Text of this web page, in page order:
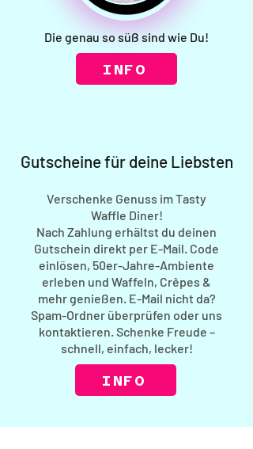
Die genau so süß sind wie Du!
INFO
Gutscheine für deine Liebsten
Verschenke Genuss im Tasty
Waffle Diner!
Nach Zahlung erhältst du deinen
Gutschein direkt per E-Mail. Code
einlösen, 50er-Jahre-Ambiente
erleben und Waffeln, Crêpes &
mehr genießen. E-Mail nicht da?
Spam-Ordner überprüfen oder uns
kontaktieren. Schenke Freude –
schnell, einfach, lecker!
INFO